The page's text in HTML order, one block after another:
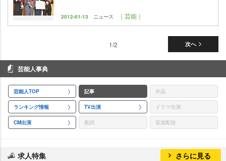
2012-01-13 ニュース ｜芸能｜
次へ
1/2
芸能人事典
芸能人TOP 記事 作品
ランキング情報 TV出演 ドラマ出演
CM出演 歌詞 音楽配信
求人特集 さらに見る